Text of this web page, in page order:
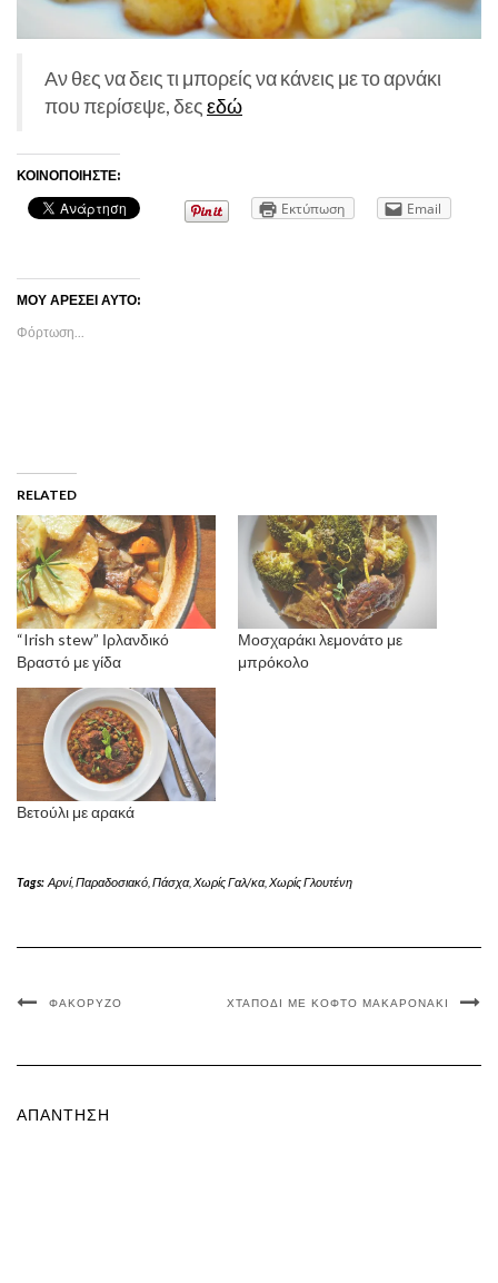
Αν θες να δεις τι μπορείς να κάνεις με το αρνάκι
που περίσεψε, δεςεδώ
ΚΟΙΝΟΠΟΙΉΣΤΕ:
Εκτύπωση Email
ΜΟΥ ΑΡΈΣΕΙ ΑΥΤΌ:
Φόρτωση...
RELATED
“Irish stew” Ιρλανδικό
Βραστό με γίδα
Μοσχαράκι λεμονάτο με
μπρόκολο
Βετούλι με αρακά
Tags: Αρνί,Παραδοσιακό, Πάσχα, Χωρίς Γαλ/κα, Χωρίς Γλουτένη
ΦΑΚΌΡΥΖΟ ΧΤΑΠΌΔΙ ΜΕ ΚΟΦΤΌ ΜΑΚΑΡΟΝΆΚΙ
ΑΠΆΝΤΗΣΗ